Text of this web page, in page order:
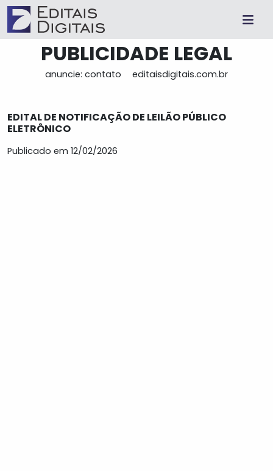
PUBLICIDADE LEGAL
anuncie: contato editaisdigitais.com.br
EDITAL DE NOTIFICAÇÃO DE LEILÃO PÚBLICO
ELETRÔNICO
Publicado em 12/02/2026